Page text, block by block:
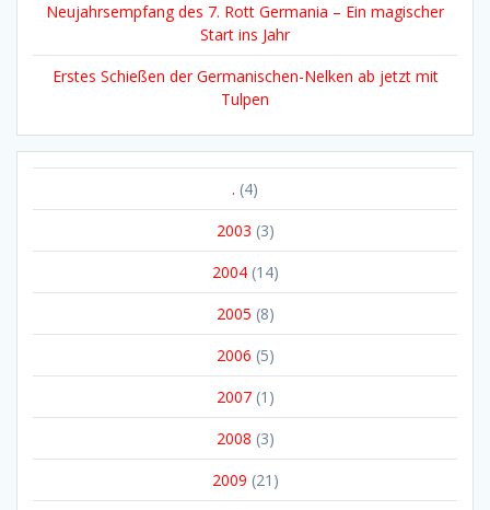
Neujahrsempfang des 7. Rott Germania – Ein magischer
Start ins Jahr
Erstes Schießen der Germanischen-Nelken ab jetzt mit
Tulpen
. (4)
2003 (3)
2004(14)
2005 (8)
2006 (5)
2007(1)
2008 (3)
2009 (21)